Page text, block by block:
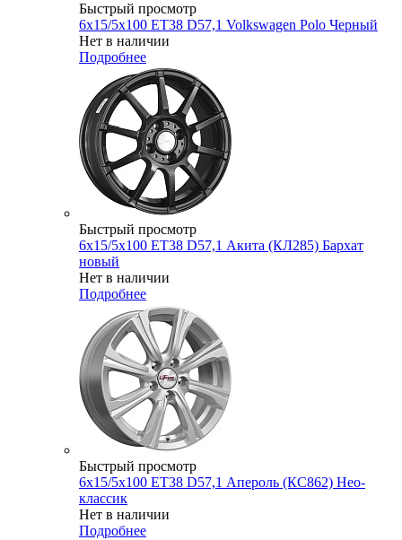
Быстрый просмотр
6x15/5x100 ET38 D57,1 Volkswagen Polo Черный
Нет в наличии
Подробнее
Быстрый просмотр
6x15/5x100 ET38 D57,1 Акита (КЛ285) Бархат
новый
Нет в наличии
Подробнее
Быстрый просмотр
6x15/5x100 ET38 D57,1 Апероль (КС862) Нео-
классик
Нет в наличии
Подробнее